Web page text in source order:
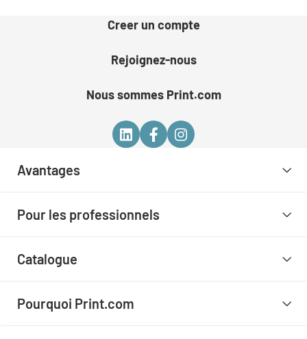
Creer un compte
Rejoignez-nous
Nous sommes Print.com
Avantages
Pour les professionnels
Catalogue
Pourquoi Print.com